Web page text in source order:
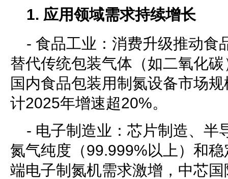
1. 应用领域需求持续增长
- 食品工业：消费升级推动食
替代传统包装气体（如二氧化
国内食品包装用制氮设备市场
计2025年增速超20%。
- 电子制造业：芯片制造、半
氮气纯度（99.999%以上）和
端电子制氮机需求激增，中芯